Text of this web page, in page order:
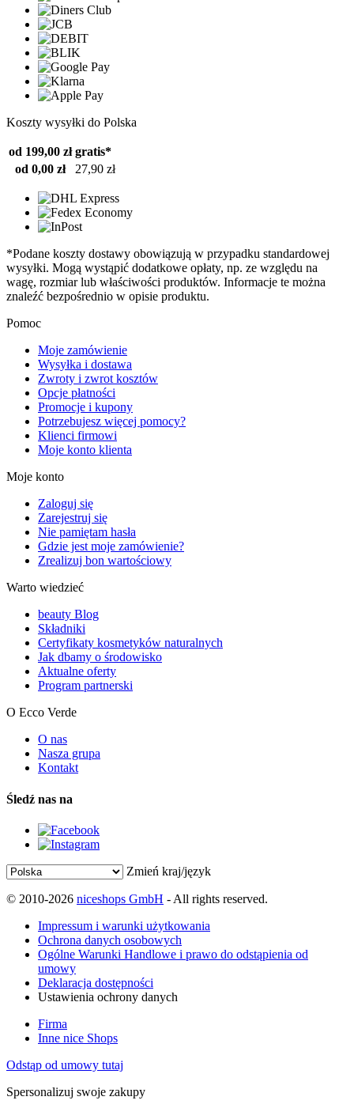
Koszty wysyłki do Polska
od 199,00 zł gratis*
od 0,00 zł
27,90 zł
*Podane koszty dostawy obowiązują w przypadku standardowej
wysyłki. Mogą wystąpić dodatkowe opłaty, np. ze względu na
wagę, rozmiar lub właściwości produktów. Informacje te można
znaleźć bezpośrednio w opisie produktu.
Pomoc
Moje zamówienie
Wysyłka i dostawa
Zwroty i zwrot kosztów
Opcje płatności
Promocje i kupony
Potrzebujesz więcej pomocy?
Klienci firmowi
Moje konto klienta
Moje konto
Zaloguj się
Zarejestruj się
Nie pamiętam hasła
Gdzie jest moje zamówienie?
Zrealizuj bon wartościowy
Warto wiedzieć
beauty Blog
Składniki
Certyfikaty kosmetyków naturalnych
Jak dbamy o środowisko
Aktualne oferty
Program partnerski
O Ecco Verde
O nas
Nasza grupa
Kontakt
Śledź nas na
Zmień kraj/język
© 2010-2026 niceshops GmbH - All rights reserved.
Impressum i warunki użytkowania
Ochrona danych osobowych
Ogólne Warunki Handlowe i prawo do odstąpienia od
umowy
Deklaracja dostępności
Ustawienia ochrony danych
Firma
Inne nice Shops
Odstąp od umowy tutaj
Spersonalizuj swoje zakupy